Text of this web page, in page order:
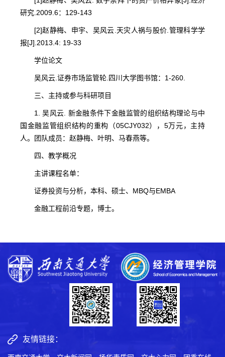
研究.2009.6：129-143
[2]赵静梅、申宇、吴风云.天灾人祸与股价.管理科学学
报[J].2013.4: 19-33
学位论文
吴风云.证券市场监管轮.四川大学图书馆：1-260.
三、主持或参与科研项目
1. 吴风云. 新金融条件下金融监管的组织结构理论与中
国金融监管组织结构的重构（05CJY032），5万元，主持
人。团队成员：赵静梅、叶明、马春燕等。
四、教学概况
主讲课程名单：
证券投资与分析，本科、硕士、MBQ与EMBA
金融工程前沿专题，博士。
友情链接：